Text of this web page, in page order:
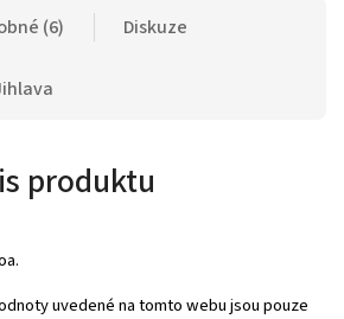
(6) Diskuze
produktu
uvedené na tomto webu jsou pouze